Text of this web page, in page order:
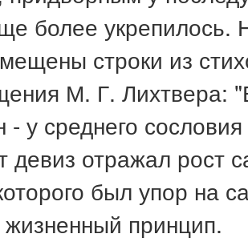
более укрепилось.
строки из
М. Г. Лихтвера:
- у среднего
девиз отражал рост
был упор на
жизненный принцип.